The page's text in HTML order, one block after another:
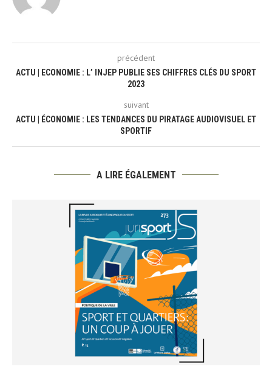
précédent
ACTU | ECONOMIE : L’ INJEP PUBLIE SES CHIFFRES CLÉS DU SPORT
2023
suivant
ACTU | ÉCONOMIE : LES TENDANCES DU PIRATAGE AUDIOVISUEL ET
SPORTIF
A LIRE ÉGALEMENT